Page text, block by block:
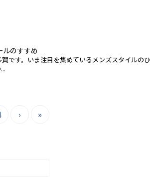
ルのすすめ
です。いま注目を集めているメンズスタイルの
› »